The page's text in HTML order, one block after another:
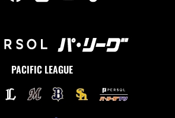
PACIFIC LEAGUE